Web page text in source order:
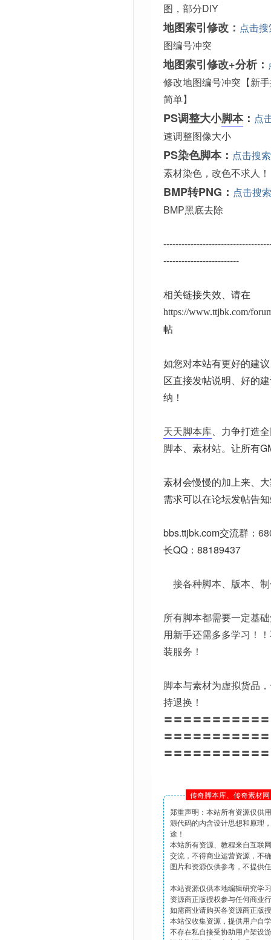
图，部分DIY
地图索引修改： 点击
图编号冲突
地图索引修改+分析：
修改地图编号冲突【新
简单】
PS调整大小脚本： 点
速调整图像大小
PS染色脚本： 点击搜索
素材染色，改色不求人！
BMP转PNG： 点击搜索
BMP黑底去除
-------------------------
相关链接失效、请在
https://www.ttjbk.com/
帖
如您对本站有更好的建
区直接发帖说明、好的
纳！
天天脚本库、力争打造
脚本、素材站。让所有
素材会慢慢的加上来、
需求可以在论坛发帖告
bbs.ttjbk.com交流群：
长QQ：88189437
接各种脚本、版本、
所有脚本都需要一定基
用新手还需多多学习！
装服务！
脚本与素材为虚拟货品
持退换！
〓〓〓〓〓〓〓〓〓〓
〓〓〓〓〓〓〓〓〓〓
〓〓〓〓〓〓〓〓〓〓
传奇脚本库、传奇素材
郑重声明：本站所有资源仅供
源代码的内含设计思想和原理
途！
本站所有资源、教程来自互联
交流，不得商业运营资源，不
图片和资源仅供参考，不提供
本站资源仅供本地编辑研究学
资源商正版授权参与任何商业
如需商业请购买各资源商正版
本站仅收集资源，提供用户自
不存在私自接受协助用户架设